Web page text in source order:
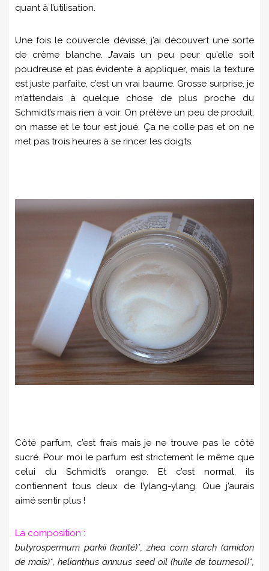
quant à l’utilisation.
Une fois le couvercle dévissé, j’ai découvert une sorte
de crème blanche. J’avais un peu peur qu’elle soit
poudreuse et pas évidente à appliquer, mais la texture
est juste parfaite, c’est un vrai baume. Grosse surprise, je
m’attendais à quelque chose de plus proche du
Schmidt’s mais rien à voir. On prélève un peu de produit,
on masse et le tour est joué. Ça ne colle pas et on ne
met pas trois heures à se rincer les doigts.
Côté parfum, c’est frais mais je ne trouve pas le côté
sucré. Pour moi le parfum est strictement le même que
celui du Schmidt’s orange. Et c’est normal, ils
contiennent tous deux de l’ylang-ylang. Que j’aurais
aimé sentir plus !
La composition :
butyrospermum parkii (karité)*, zhea corn starch (amidon
de maïs)*, helianthus annuus seed oil (huile de tournesol)*,